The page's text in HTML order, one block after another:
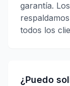
garantía.
todos los
¿Puedo